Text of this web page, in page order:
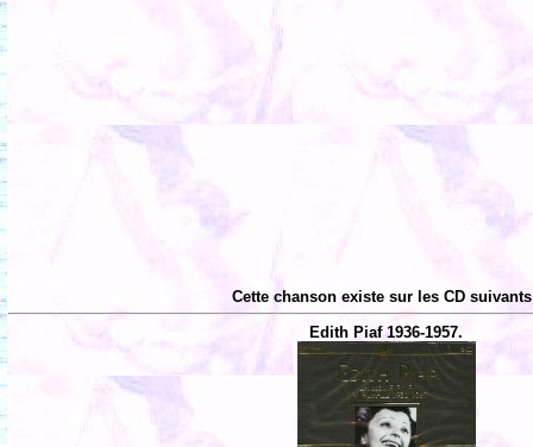
Cette chanson existe sur les CD
Edith Piaf 1936-1957.